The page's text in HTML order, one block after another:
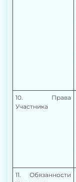
10. Права
Участника
11. Обязанности